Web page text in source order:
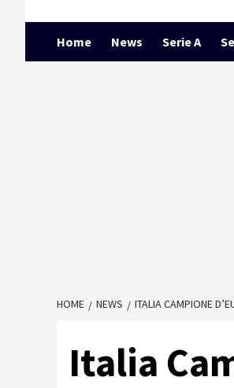
Home News Serie A
HOME NEWS ITALIA CAMPIONE
Italia